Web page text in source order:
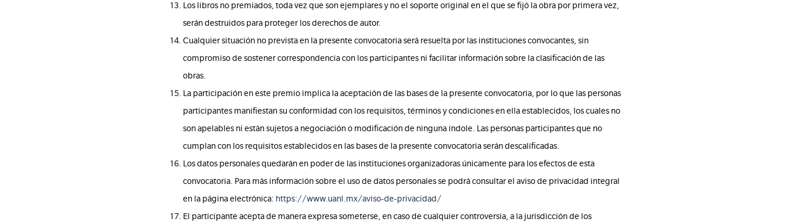
Los libros no premiados, toda vez que son ejemplares y no el soporte original en el que se fijó la obra por primera vez,
serán destruidos para proteger los derechos de autor.
Cualquier situación no prevista en la presente convocatoria será resuelta por las instituciones convocantes, sin
compromiso de sostener correspondencia con los participantes ni facilitar información sobre la clasificación de las
obras.
La participación en este premio implica la aceptación de las bases de la presente convocatoria, por lo que las personas
participantes manifiestan su conformidad con los requisitos, términos y condiciones en ella establecidos, los cuales no
son apelables ni están sujetos a negociación o modificación de ninguna índole. Las personas participantes que no
cumplan con los requisitos establecidos en las bases de la presente convocatoria serán descalificadas.
Los datos personales quedarán en poder de las instituciones organizadoras únicamente para los efectos de esta
convocatoria. Para más información sobre el uso de datos personales se podrá consultar el aviso de privacidad integral
en la página electrónica: https://www.uanl.mx/aviso-de-privacidad/
El participante acepta de manera expresa someterse, en caso de cualquier controversia, a la jurisdicción de los